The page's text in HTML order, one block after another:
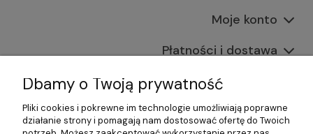
Moje konto
Płatności i dostawa
Informacje
O nas
Dbamy o Twoją prywatność
Pliki cookies i pokrewne im technologie umożliwiają poprawne
działanie strony i pomagają nam dostosować ofertę do Twoich